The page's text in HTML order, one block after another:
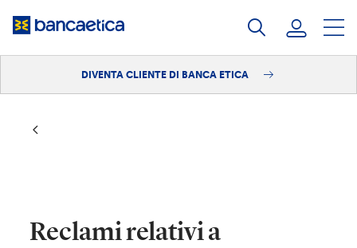
DIVENTA CLIENTE DI BANCA ETICA
Reclami relativi a